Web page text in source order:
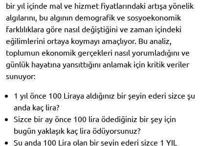
bir yıl içinde mal ve hizmet fiyatlarındaki artışa yönelik
algılarını, bu algının demografik ve sosyoekonomik
farklılıklara göre nasıl değiştiğini ve zaman içindeki
eğilimlerini ortaya koymayı amaçlıyor. Bu analiz,
toplumun ekonomik gerçekleri nasıl yorumladığını ve
günlük hayatına yansıttığını anlamak için kritik veriler
sunuyor:
1 yıl önce 100 Liraya aldığınız bir şeyin ederi sizce şu
anda kaç lira?
Sizce bir ay önce 100 lira ödediğiniz bir şey için
bugün yaklaşık kaç lira ödüyorsunuz?
Şu anda 100 Lira olan bir şeyin ederi sizce 1 YIL